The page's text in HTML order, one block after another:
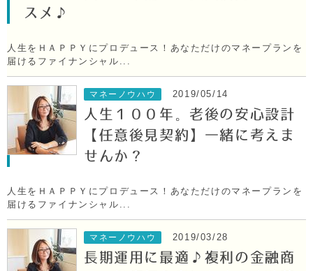
スメ♪
人生をＨＡＰＰＹにプロデュース！あなただけのマネープランを
届けるファイナンシャル...
マネーノウハウ 2019/05/14
人生１００年。老後の安心設計
【任意後見契約】一緒に考えま
せんか？
人生をＨＡＰＰＹにプロデュース！あなただけのマネープランを
届けるファイナンシャル...
マネーノウハウ 2019/03/28
長期運用に最適♪複利の金融商